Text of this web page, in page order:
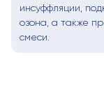
инсуффляции,
озона, а также
смеси.